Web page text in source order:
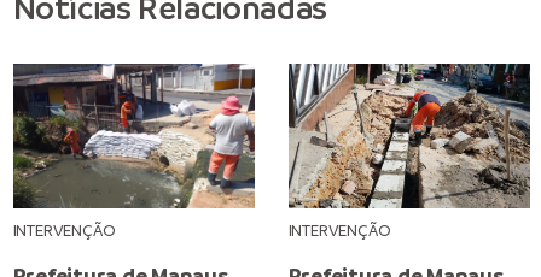
INTERVENÇÃO INTERVENÇÃO